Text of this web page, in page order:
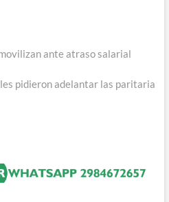
ante atraso salarial
pidieron adelantar las paritaria